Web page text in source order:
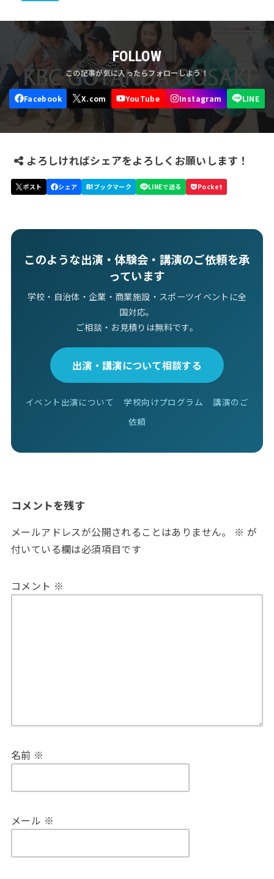
FOLLOW
よろしければシェアをよろしくお願いします！
このような出演・体験会・講演のご依頼を承
っています
学校・自治体・企業・商業施設・スポーツイベントに全
国対応。
ご相談・お見積りは無料です。
出演・講演について相談する
イベント出演について 学校向けプログラム
講演のご
依頼
コメントを残す
メールアドレスが公開されることはありません。 ※ が
付いている欄は必須項目です
コメント ※
名前 ※
メール ※